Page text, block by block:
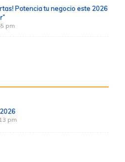
Potencia tu negocio este 2026
pm
pm